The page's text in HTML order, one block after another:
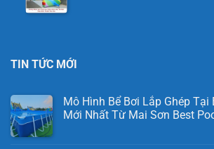
TIN TỨC MỚI
Mô Hình Bể Bơi Lắp Ghép
Mới Nhất Từ Mai Sơn Best